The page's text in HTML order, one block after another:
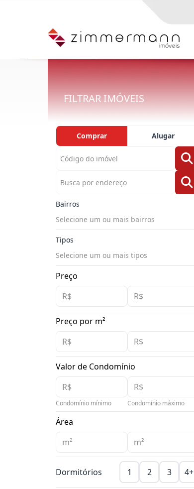
FILTRAR IMÓVEIS
Comprar Alugar
Bairros
Selecione um ou mais bairros
Tipos
Selecione um ou mais tipos
Preço
Preço por m²
Valor de Condomínio
Condomínio mínimo Condomínio máximo
Área
Dormitórios 1 2 3 4+